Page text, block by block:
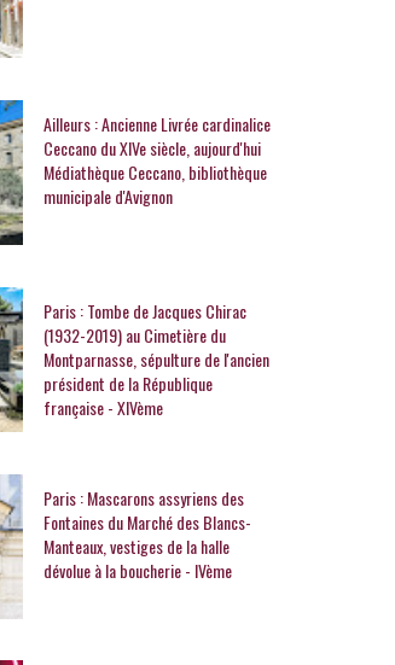
Ailleurs : Ancienne Livrée cardinalice
Ceccano du XIVe siècle, aujourd'hui
Médiathèque Ceccano, bibliothèque
municipale d'Avignon
Paris : Tombe de Jacques Chirac
(1932-2019) au Cimetière du
Montparnasse, sépulture de l'ancien
président de la République
française - XIVème
Paris : Mascarons assyriens des
Fontaines du Marché des Blancs-
Manteaux, vestiges de la halle
dévolue à la boucherie - IVème